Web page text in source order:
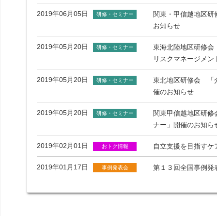
2019年06月05日 研修・セミナー
関東・甲信越地区
お知らせ
2019年05月20日 研修・セミナー
東海北陸地区研修
リスクマネージメン
2019年05月20日 研修・セミナー
東北地区研修会 「
催のお知らせ
2019年05月20日 研修・セミナー
関東甲信越地区研
ナー」開催のお知ら
2019年02月01日 おトク情報 自立支援を目指す
2019年01月17日 事例発表会 第１３回全国事例発